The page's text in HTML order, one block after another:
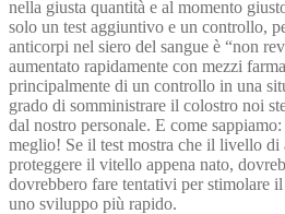
nella giusta quantità e al momento
solo un test aggiuntivo e un controllo,
anticorpi nel siero del sangue è “non
aumentato rapidamente con mezzi
principalmente di un controllo in una
grado di somministrare il colostro noi
dal nostro personale. E come
meglio! Se il test mostra che il livello di
proteggere il vitello appena nato,
dovrebbero fare tentativi per stimolare
uno sviluppo più rapido.